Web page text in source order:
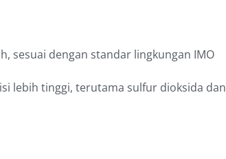
sesuai dengan standar lingkungan IMO
lebih tinggi, terutama sulfur dioksida dan